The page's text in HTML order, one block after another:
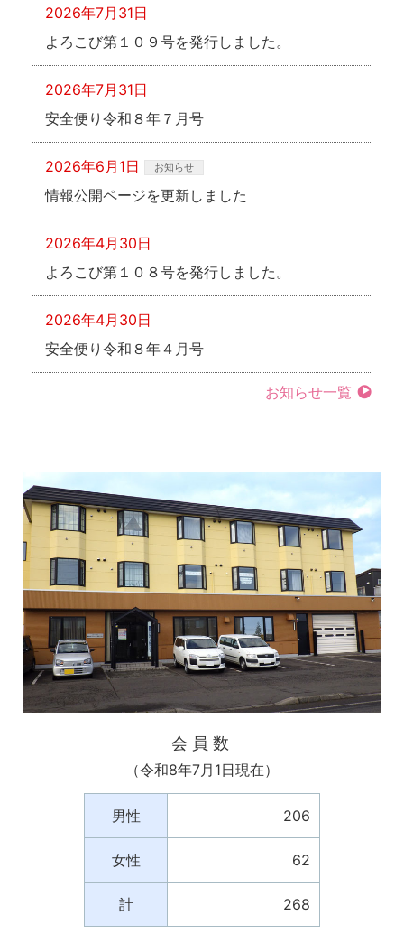
2026年7月31日
よろこび第１０９号を発行しました。
2026年7月31日
安全便り令和８年７月号
2026年6月1日 お知らせ
情報公開ページを更新しました
2026年4月30日
よろこび第１０８号を発行しました。
2026年4月30日
安全便り令和８年４月号
お知らせ一覧 ●
会員数
（令和8年7月1日現在）
男性 206
女性 62
計 268